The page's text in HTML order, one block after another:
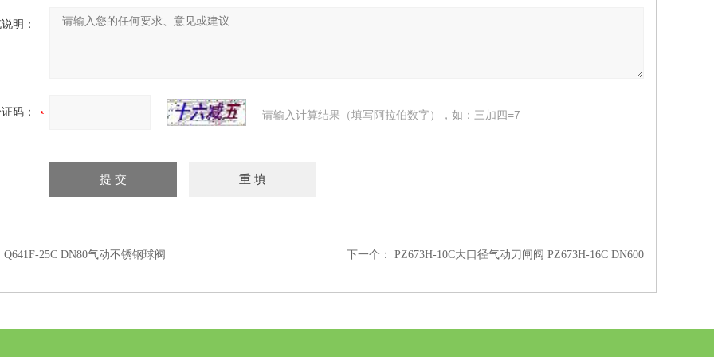
明：
码： 请输入计算结果（填写阿拉伯数字），如：三加四=7
Q641F-25C DN80气动不锈钢球阀 下一个： PZ673H-10C大口径气动刀闸阀 PZ673H-16C DN600